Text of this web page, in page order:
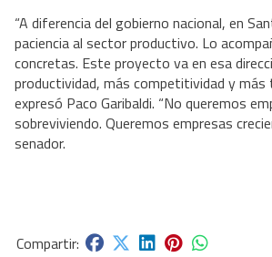
“A diferencia del gobierno nacional, en
paciencia al sector productivo. Lo
concretas. Este proyecto va en esa
productividad, más competitividad y más
expresó Paco Garibaldi. “No queremos
sobreviviendo. Queremos empresas
senador.